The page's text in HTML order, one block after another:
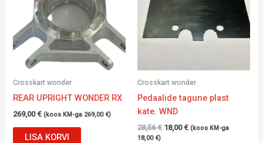
Crosskart wonder
REAR UPRIGHT WONDER RX
269,00€ (koos KM-ga 269,00 €)
LISA KORVI
Crosskart wonder
Pedaalide tagune plast
kate. WND
28,56€ 18,00€ (koos KM-ga
18,00 €)